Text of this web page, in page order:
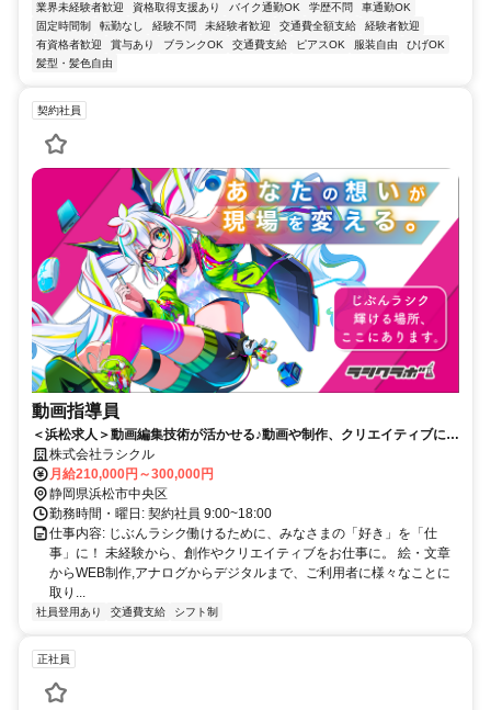
業界未経験者歓迎 資格取得支援あり バイク通勤OK 学歴不問
車通勤OK
固定時間制
転勤なし 経験不問 未経験者歓迎 交通費全額支給
経験者歓迎
有資格者歓迎
賞与あり ブランクOK 交通費支給 ピアスOK 服装自由
ひげOK
髪型・髪色自由
契約社員
動画指導員
＜浜松求人＞動画編集技術が活かせる♪動画や制作、クリエイティブに特
化した就労支援事業所！
株式会社ラシクル
月給210,000円～300,000円
静岡県浜松市中央区
勤務時間・曜日: 契約社員 9:00~18:00
仕事内容: じぶんラシク働けるために、みなさまの「好き」を「仕
事」に！ 未経験から、創作やクリエイティブをお仕事に。 絵・文章
からWEB制作,アナログからデジタルまで、ご利用者に様々なことに
取り...
社員登用あり 交通費支給 シフト制
正社員